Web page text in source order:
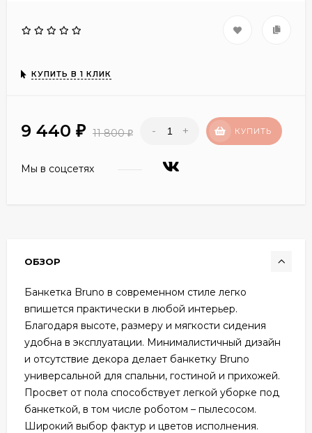
КУПИТЬ В 1 КЛИК
9 440 ₽ 11 800₽ - + КУПИТЬ
Мы в соцсетях
ОБЗОР
Банкетка Bruno в современном стиле легко
впишется практически в любой интерьер.
Благодаря высоте, размеру и мягкости сидения
удобна в эксплуатации. Минималистичный дизайн
и отсутствие декора делает банкетку Bruno
универсальной для спальни, гостиной и прихожей.
Просвет от пола способствует легкой уборке под
банкеткой, в том числе роботом – пылесосом.
Широкий выбор фактур и цветов исполнения.